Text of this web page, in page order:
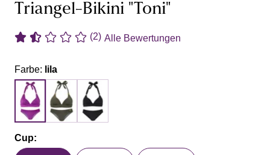
Triangel-Bikini "Toni"
(2) Alle Bewertungen
Farbe: lila
Cup: